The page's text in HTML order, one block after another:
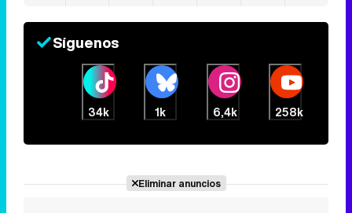
Síguenos
34k 1k 6,4k 258k
Eliminar anuncios